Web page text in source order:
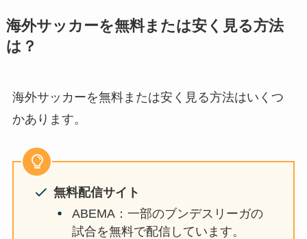
海外サッカーを無料または安く見る方法
は？
海外サッカーを無料または安く見る方法はいくつ
かあります。
無料配信サイト
ABEMA：一部のブンデスリーガの
試合を無料で配信しています。